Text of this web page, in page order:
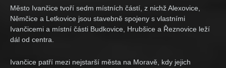
Město Ivančice tvoří sedm místních částí, z nichž Alexovice,
Němčice a Letkovice jsou stavebně spojeny s vlastními
Ivančicemi a místní části Budkovice, Hrubšice a Řeznovice leží
dál od centra.
Ivančice patří mezi nejstarší města na Moravě, kdy jejich